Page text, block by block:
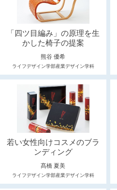
「四ツ目編み」の原理を生
かした椅子の提案
熊谷 優希
ライフデザイン学部産業デザイン学科
若い女性向けコスメのブラ
ンディング
髙橋 夏美
ライフデザイン学部産業デザイン学科